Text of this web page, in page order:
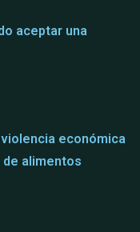
aceptar una
económica
de alimentos